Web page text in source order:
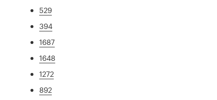
529
394
1687
1648
1272
892